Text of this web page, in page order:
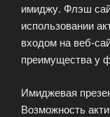
имиджу. Флэш
использовании
входом на веб-
преимущества у
Имиджевая
Возможность